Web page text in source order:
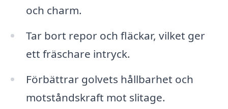
och charm.
Tar bort repor och fläckar, vilket ger
ett fräschare intryck.
Förbättrar golvets hållbarhet och
motståndskraft mot slitage.